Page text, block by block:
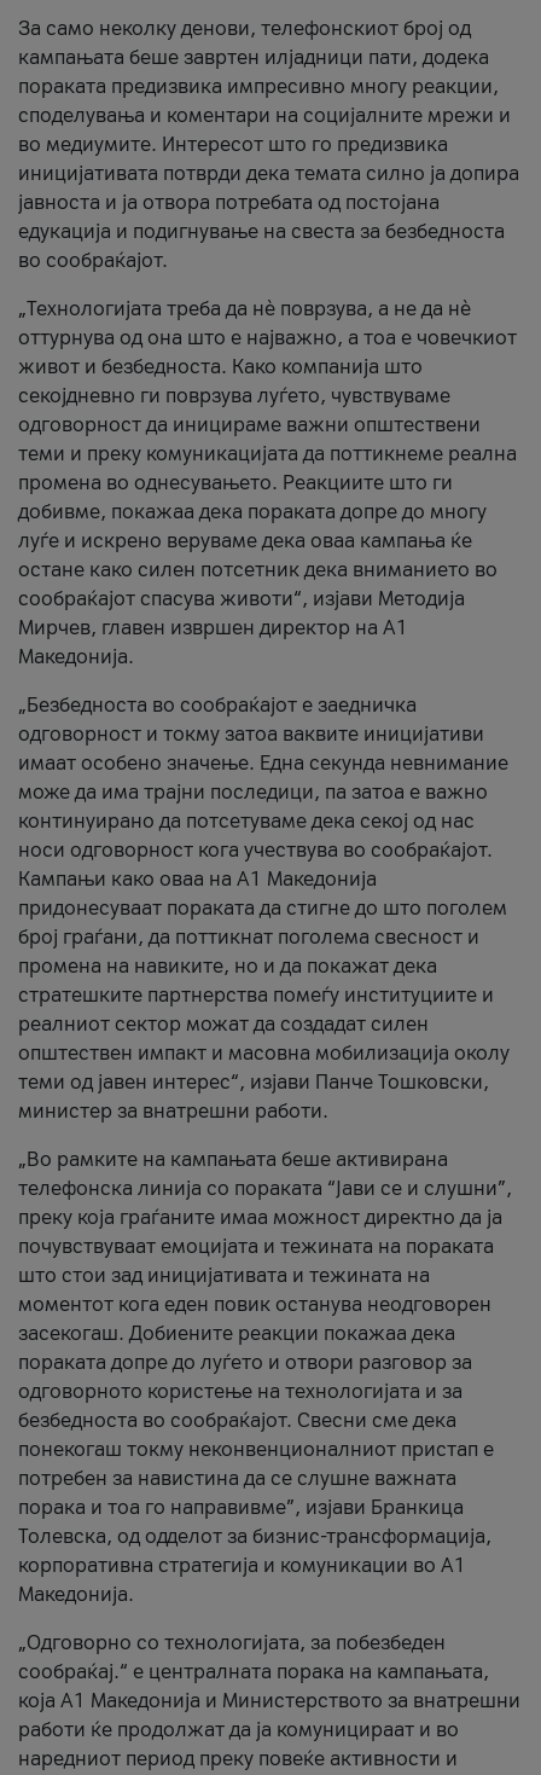
За само неколку денови, телефонскиот број од
кампањата беше завртен илјадници пати, додека
пораката предизвика импресивно многу реакции,
споделувања и коментари на социјалните мрежи и
во медиумите. Интересот што го предизвика
иницијативата потврди дека темата силно ја допира
јавноста и ја отвора потребата од постојана
едукација и подигнување на свеста за безбедноста
во сообраќајот.
„Технологијата треба да нè поврзува, а не да нè
оттурнува од она што е најважно, а тоа е човечкиот
живот и безбедноста. Како компанија што
секојдневно ги поврзува луѓето, чувствуваме
одговорност да иницираме важни општествени
теми и преку комуникацијата да поттикнеме реална
промена во однесувањето. Реакциите што ги
добивме, покажаа дека пораката допре до многу
луѓе и искрено веруваме дека оваа кампања ќе
остане како силен потсетник дека вниманието во
сообраќајот спасува животи“, изјави Методија
Мирчев, главен извршен директор на А1
Македонија.
„Безбедноста во сообраќајот е заедничка
одговорност и токму затоа ваквите иницијативи
имаат особено значење. Една секунда невнимание
може да има трајни последици, па затоа е важно
континуирано да потсетуваме дека секој од нас
носи одговорност кога учествува во сообраќајот.
Кампањи како оваа на A1 Македонија
придонесуваат пораката да стигне до што поголем
број граѓани, да поттикнат поголема свесност и
промена на навиките, но и да покажат дека
стратешките партнерства помеѓу институциите и
реалниот сектор можат да создадат силен
општествен импакт и масовна мобилизација околу
теми од јавен интерес“, изјави Панче Тошковски,
министер за внатрешни работи.
„Во рамките на кампањата беше активирана
телефонска линија со пораката “Јави се и слушни”,
преку која граѓаните имаа можност директно да ја
почувствуваат емоцијата и тежината на пораката
што стои зад иницијативата и тежината на
моментот кога еден повик останува неодговорен
засекогаш. Добиените реакции покажаа дека
пораката допре до луѓето и отвори разговор за
одговорното користење на технологијата и за
безбедноста во сообраќајот. Свесни сме дека
понекогаш токму неконвенционалниот пристап е
потребен за навистина да се слушне важната
порака и тоа го направивме”, изјави Бранкица
Толевска, од одделот за бизнис-трансформација,
корпоративна стратегија и комуникации во А1
Македонија.
„Одговорно со технологијата, за побезбеден
сообраќај.“ е централната порака на кампањата,
која A1 Македонија и Министерството за внатрешни
работи ќе продолжат да ја комуницираат и во
наредниот период преку повеќе активности и